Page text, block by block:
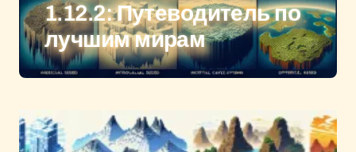
1.12.2: Путеводитель по
лучшим мирам